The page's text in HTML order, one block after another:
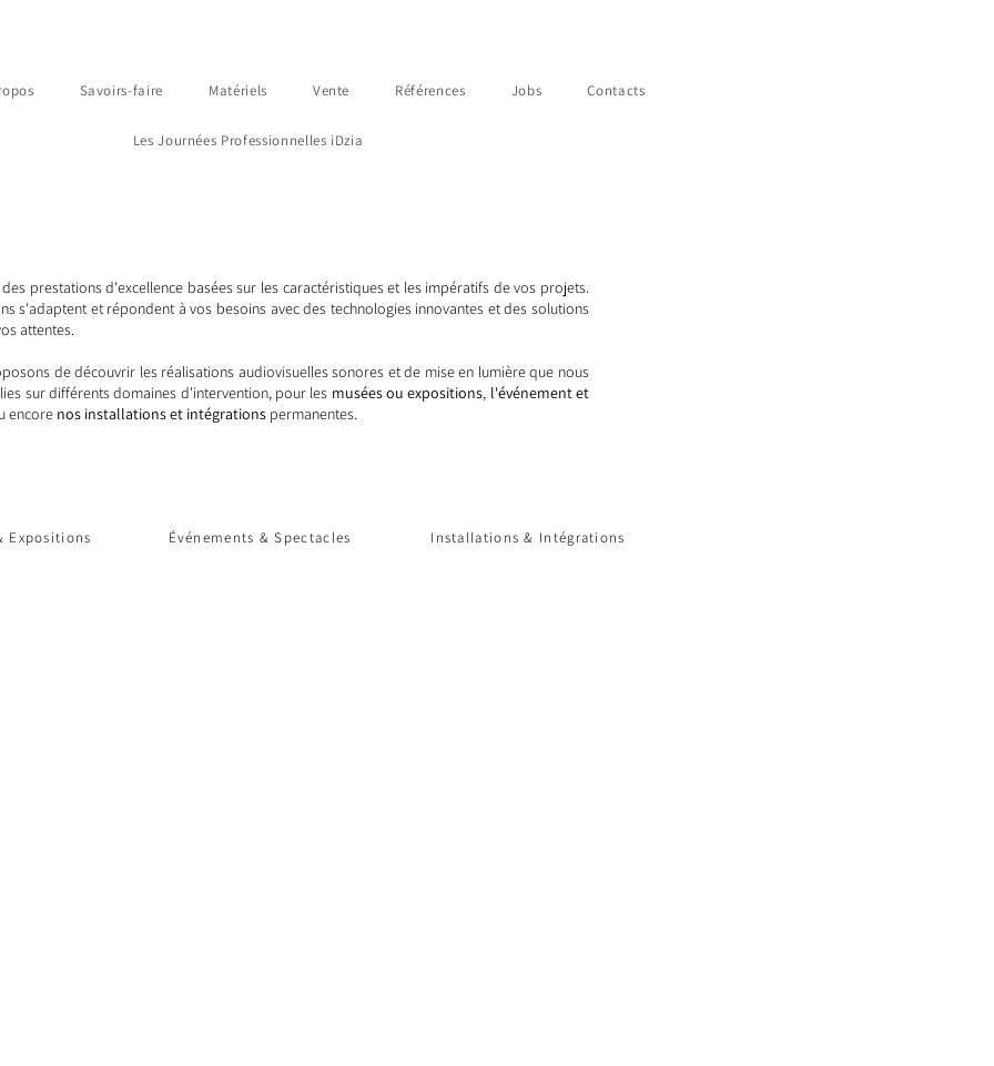
Savoirs-faire Matériels Vente Références Jobs Contacts
Les Journées Professionnelles iDzia
prestations d'excellence basées sur les caractéristiques et les impératifs de vos projets.
s'adaptent et répondent à vos besoins avec des technologies innovantes et des solutions
attentes.
de découvrir les réalisations audiovisuelles sonores et de mise en lumière que nous
sur différents domaines d'intervention, pour les musées ou expositions, l'événement et
encore nos installations et intégrations permanentes.
Expositions Événements & Spectacles Installations & Intégrations